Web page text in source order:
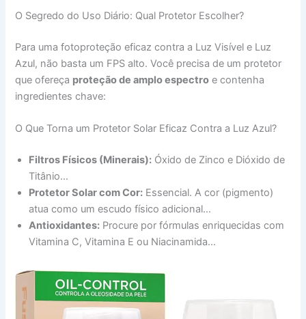
O Segredo do Uso Diário: Qual Protetor Escolher?
Para uma fotoproteção eficaz contra a Luz Visível e Luz
Azul, não basta um FPS alto. Você precisa de um protetor
que ofereça proteção de amplo espectro e contenha
ingredientes chave:
O Que Torna um Protetor Solar Eficaz Contra a Luz Azul?
Filtros Físicos (Minerais): Óxido de Zinco e Dióxido de
Titânio…
Protetor Solar com Cor: Essencial. A cor (pigmento)
atua como um escudo físico adicional…
Antioxidantes: Procure por fórmulas enriquecidas com
Vitamina C, Vitamina E ou Niacinamida…